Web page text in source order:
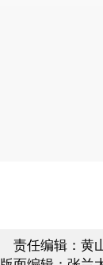
责任编辑：黄